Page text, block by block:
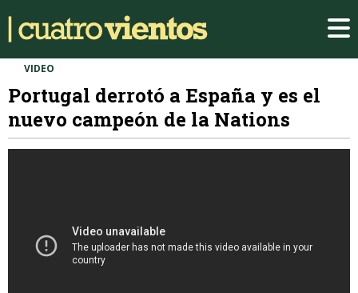
VIDEO
Portugal derrotó a España y es el
nuevo campeón de la Nations